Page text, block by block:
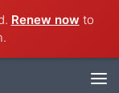
Renew now to